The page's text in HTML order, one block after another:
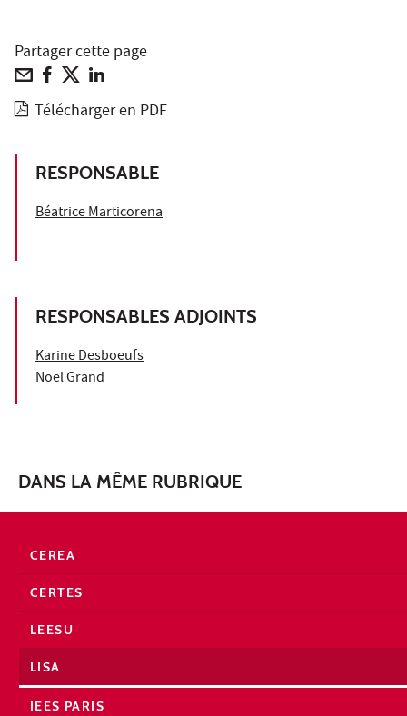
Partager cette page
Télécharger en PDF
RESPONSABLE
Béatrice Marticorena
RESPONSABLES ADJOINTS
Karine Desboeufs
Noël Grand
DANS LA MÊME RUBRIQUE
CEREA
CERTES
LEESU
LISA
IEES PARIS